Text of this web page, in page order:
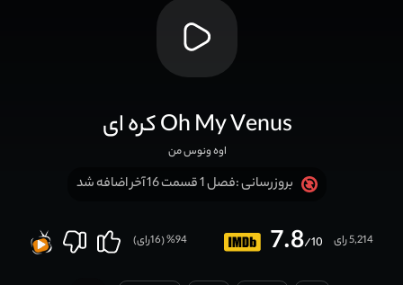
کره ای Oh My Venus
اوه ونوس من
بروزرسانی :فصل 1 قسمت 16 آخر اضافه شد
7.8/10 5,214 رای 94
% (
16رای)